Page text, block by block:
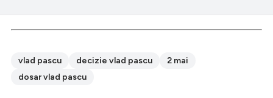
vlad pascu decizie vlad pascu
2 mai
dosar vlad pascu